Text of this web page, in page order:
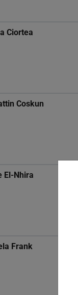
Ciortea
Coskun
El-Nhira
Frank